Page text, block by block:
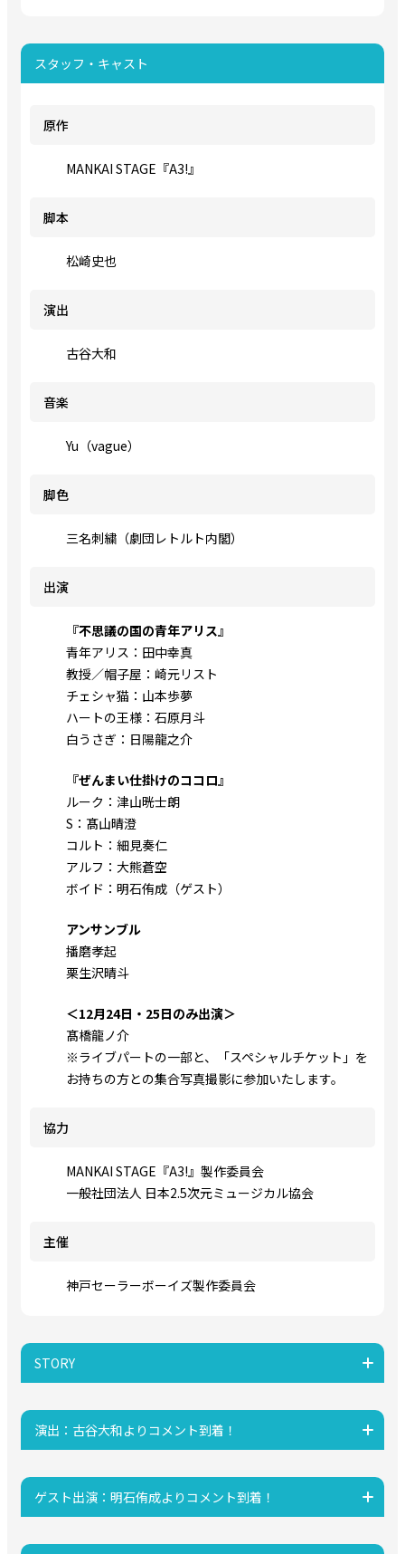
スタッフ・キャスト
原作
MANKAI STAGE『A3!』
脚本
松崎史也
演出
古谷大和
音楽
Yu（vague）
脚色
三名刺繍（劇団レトルト内閣）
出演
『不思議の国の青年アリス』
青年アリス：田中幸真
教授／帽子屋：崎元リスト
チェシャ猫：山本歩夢
ハートの王様：石原月斗
白うさぎ：日陽龍之介
『ぜんまい仕掛けのココロ』
ルーク：津山晄士朗
S：髙山晴澄
コルト：細見奏仁
アルフ：大熊蒼空
ボイド：明石侑成（ゲスト）
アンサンブル
播磨孝起
栗生沢晴斗
＜12月24日・25日のみ出演＞
髙橋龍ノ介
※ライブパートの一部と、「スペシャルチケット」を
お持ちの方との集合写真撮影に参加いたします。
協力
MANKAI STAGE『A3!』製作委員会
⼀般社団法⼈ ⽇本2.5次元ミュージカル協会
主催
神戸セーラーボーイズ製作委員会
STORY
演出：古谷大和よりコメント到着！
ゲスト出演：明石侑成よりコメント到着！